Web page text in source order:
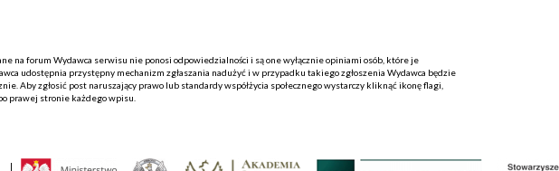
na forum Wydawca serwisu nie ponosi odpowiedzialności i są one wyłącznie opiniami osób, które je
udostępnia przystępny mechanizm zgłaszania nadużyć i w przypadku takiego zgłoszenia Wydawca będzie
Aby zgłosić post naruszający prawo lub standardy współżycia społecznego wystarczy kliknąć ikonę flagi,
prawej stronie każdego wpisu.